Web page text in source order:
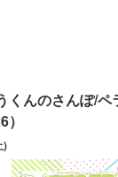
くんのさんぽ/
)